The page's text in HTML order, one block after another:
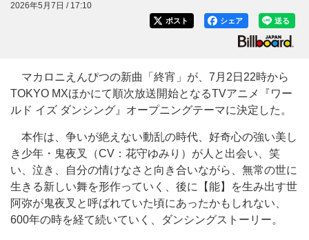
2026年5月7日 / 17:10
送る
シェア
ポスト
マカロニえんぴつの新曲「終宵」が、7月2日22時から
TOKYO MXほかにて順次放送開始となるTVアニメ『ワー
ルド イズ ダンシング』オープニングテーマに決定した。
本作は、争いが絶えない動乱の時代、好奇心の強い美し
き少年・鬼夜叉（CV：花守ゆみり）が人と出会い、笑
い、泣き、自分の情けなさと向き合いながら、無常の世に
生きる新しい舞を形作っていく、後に【能】を生み出す世
阿弥が鬼夜叉と呼ばれていた頃にあったかもしれない、
600年の時を経て続いていく、ダンシングストーリー。